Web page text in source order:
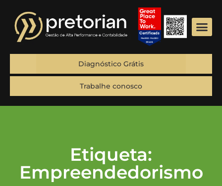
Diagnóstico Grátis
Trabalhe conosco
Etiqueta:
Empreendedorismo